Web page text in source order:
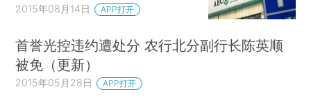
2015年08月14日 APP打开
首誉光控违约遭处分 农行北分副行长陈英顺
被免（更新）
2015年05月28日 APP打开